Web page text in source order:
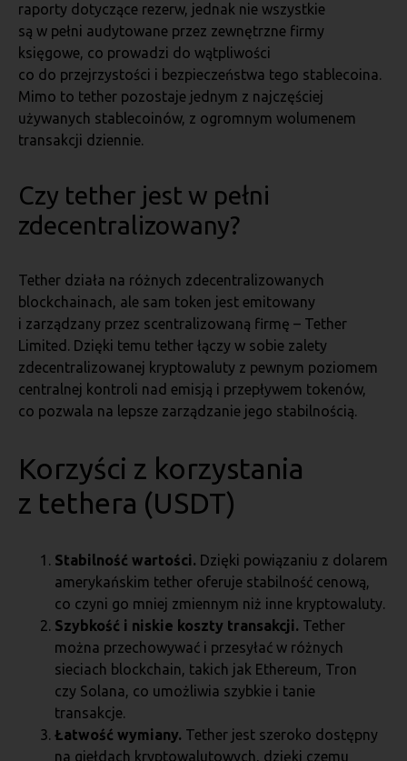
raporty dotyczące rezerw, jednak nie wszystkie
są w pełni audytowane przez zewnętrzne firmy
księgowe, co prowadzi do wątpliwości
co do przejrzystości i bezpieczeństwa tego stablecoina.
Mimo to tether pozostaje jednym z najczęściej
używanych stablecoinów, z ogromnym wolumenem
transakcji dziennie.
Czy tether jest w pełni
zdecentralizowany?
Tether działa na różnych zdecentralizowanych
blockchainach, ale sam token jest emitowany
i zarządzany przez scentralizowaną firmę – Tether
Limited. Dzięki temu tether łączy w sobie zalety
zdecentralizowanej kryptowaluty z pewnym poziomem
centralnej kontroli nad emisją i przepływem tokenów,
co pozwala na lepsze zarządzanie jego stabilnością.
Korzyści z korzystania
z tethera (USDT)
Stabilność wartości. Dzięki powiązaniu z dolarem
amerykańskim tether oferuje stabilność cenową,
co czyni go mniej zmiennym niż inne kryptowaluty.
Szybkość i niskie koszty transakcji. Tether
można przechowywać i przesyłać w różnych
sieciach blockchain, takich jak Ethereum, Tron
czy Solana, co umożliwia szybkie i tanie
transakcje.
Łatwość wymiany. Tether jest szeroko dostępny
na giełdach kryptowalutowych, dzięki czemu